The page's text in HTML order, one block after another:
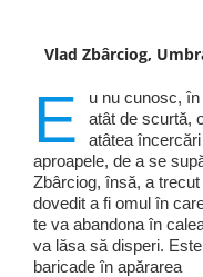
Vlad Zbârciog,
E
u nu cunosc,
atât de scurtă,
atâtea
aproapele, de a se
Zbârciog, însă, a
dovedit a fi omul în
te va abandona în
va lăsa să disperi.
baricade în apărarea